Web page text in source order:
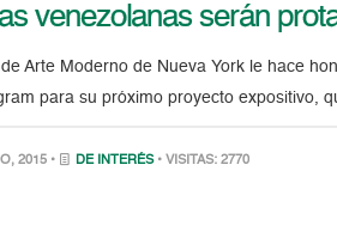
venezolanas serán
Arte Moderno de Nueva York le hace
para su próximo proyecto expositivo,
2015 • DE INTERÉS • VISITAS: 2770